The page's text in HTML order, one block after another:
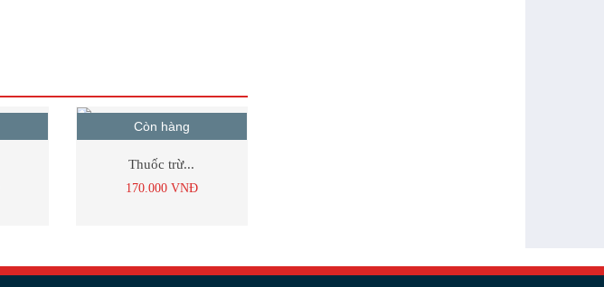
Còn hàng
Thuốc trừ...
170.000 VNĐ